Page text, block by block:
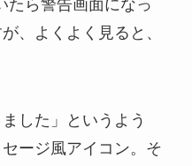
たら警告画面になっ
、よくよく見ると、
した」というよう
ージ風アイコン。そ